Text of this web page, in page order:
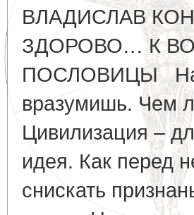
ВЛАДИСЛАВ
ЗДОРОВО… К
ПОСЛОВИЦЫ
вразумишь. Чем
Цивилизация –
идея. Как перед
снискать